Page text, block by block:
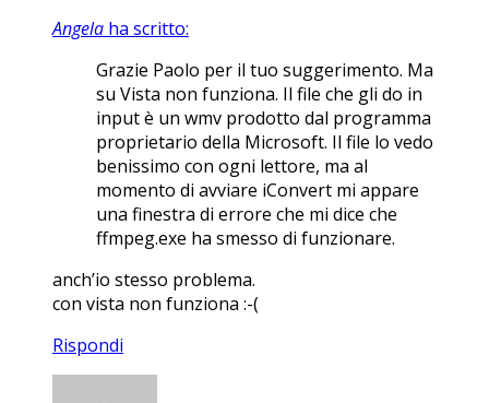
Angela ha scritto:
Grazie Paolo per il tuo suggerimento. Ma
su Vista non funziona. Il file che gli do in
input è un wmv prodotto dal programma
proprietario della Microsoft. Il file lo vedo
benissimo con ogni lettore, ma al
momento di avviare iConvert mi appare
una finestra di errore che mi dice che
ffmpeg.exe ha smesso di funzionare.
anch’io stesso problema.
con vista non funziona :-(
Rispondi